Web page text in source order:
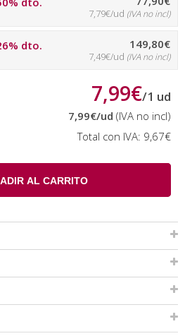
7,79€/ud (IVA no incl)
dto. 149,80€
7,49€/ud (IVA no incl)
7,99€/1 ud
7,99€/ud (IVA no incl)
Total con IVA: 9,67€
AL CARRITO